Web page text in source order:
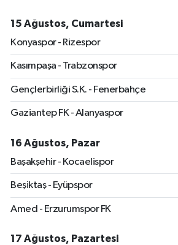
15 Ağustos, Cumartesi
Konyaspor - Rizespor
Kasımpaşa - Trabzonspor
Gençlerbirliği S.K. - Fenerbahçe
Gaziantep FK - Alanyaspor
16 Ağustos, Pazar
Başakşehir - Kocaelispor
Beşiktaş - Eyüpspor
Amed - Erzurumspor FK
17 Ağustos, Pazartesi